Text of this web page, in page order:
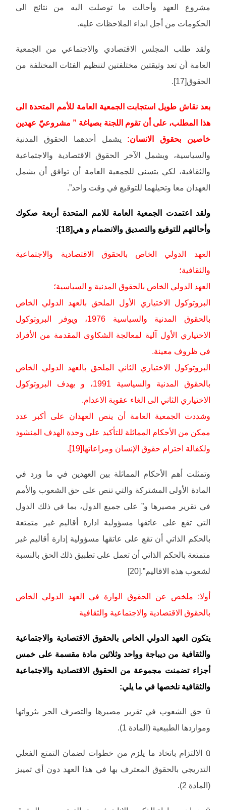
مشروع العهد وأحالت ما توصلت اليه من نتائج الى
الحكومات من أجل ابداء الملاحظات عليه.
ولقد طلب المجلس الاقتصادي والاجتماعي من الجمعية
العامة أن تعد وثيقتين مختلفتين لتنظيم الفئات المختلفة من
الحقوق[17].
بعد نقاش طويل استجابت الجمعية العامة للأمم المتحدة الى
هذا المطلب، على أن تقوم اللجنة بصياغة ” مشروعيّ عهدين
خاصين بحقوق الانسان:
يشمل أحدهما الحقوق المدنية
والسياسية، ويشمل الآخر الحقوق الاقتصادية والاجتماعية
والثقافية، لكي يتسنى للجمعية العامة أن توافق أن يشمل
العهدان معا وتحيلهما للتوقيع في وقت واحد”.
ولقد اعتمدت الجمعية العامة للامم المتحدة أربعة صكوك
وأحالتهم للتوقيع والتصديق والانضمام و هي[18]:
العهد الدولي الخاص بالحقوق الاقتصادية والاجتماعية
والثقافية؛
العهد الدولي الخاص بالحقوق المدنية و السياسية؛
البروتوكول الاختياري الأول الملحق بالعهد الدولي الخاص
بالحقوق المدنية والسياسية 1976، ويوفر البروتوكول
الاختياري الأول آلية لمعالجة الشكاوى المقدمة من الأفراد
في ظروف معينة.
البروتوكول الاختياري الثاني الملحق بالعهد الدولي الخاص
بالحقوق المدنية والسياسية 1991، و يهدف البروتوكول
الاختياري الثاني الى الغاء عقوبة الاعدام.
وشددت الجمعية العامة أن ينص العهدان على أكبر عدد
ممكن من الأحكام المماثلة للتأكيد على وحدة الهدف المنشود
ولكفالة احترام حقوق الإنسان ومراعاتها[19].
وتمثلت أهم الأحكام المماثلة بين العهدين في ما ورد في
المادة الأولى المشتركة والتي تنص على حق الشعوب والأمم
في تقرير مصيرها و” على جميع الدول، بما في ذلك الدول
التي تقع على عاتقها مسؤولية ادارة أقاليم غير متمتعة
بالحكم الذاتي أن تقع على عاتقها مسؤولية إدارة أقاليم غير
متمتعة بالحكم الذاتي أن تعمل على تطبيق ذلك الحق بالنسبة
لشعوب هذه الاقاليم”.[20]
أولا: ملخص عن الحقوق الوارة في العهد الدولي الخاص
بالحقوق الاقتصادية والاجتماعية والثقافية
يتكون العهد الدولي الخاص بالحقوق الاقتصادية والاجتماعية
والثقافية من ديباجة وواحد وثلاثين مادة مقسمة على خمس
أجزاء تضمنت مجموعة من الحقوق الاقتصادية والاجتماعية
والثقافية نلخصها في ما يلي:
ü حق الشعوب في تقرير مصيرها والتصرف الحر بثرواتها
ومواردها الطبيعية (المادة 1).
ü الالتزام باتخاد ما يلزم من خطوات لضمان التمتع الفعلي
التدريجي بالحقوق المعترف بها في هذا العهد دون أي تمييز
(المادة 2).